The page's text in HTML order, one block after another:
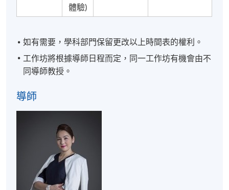
用餐實踐體驗的菜單，可能因應食材供應而更改，將
學歷頒授
成功完成「餐桌禮儀入門」及出席達70%後，參加者將
獲得香港大學專業進修學院（HKU SPACE）按香港大
學體制頒發「出席證明書」 (Statement Of
體驗)
如有需要，學科部門保留更改以上時間表的權利。
工作坊將根據導師日程而定，同一工作坊有機會由不
同導師教授。
導師